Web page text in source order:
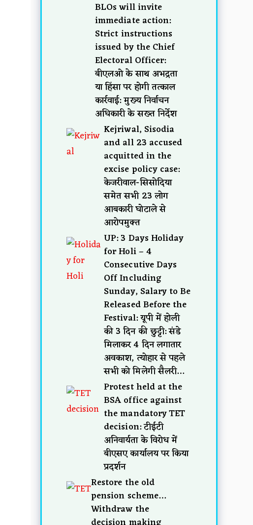
BLOs will invite
immediate action:
Strict instructions
issued by the Chief
Electoral Officer:
बीएलओ के साथ अभद्रता
या हिंसा पर होगी तत्काल
कार्रवाई: मुख्य निर्वाचन
अधिकारी के सख्त निर्देश
Kejriwal, Sisodia
and all 23 accused
acquitted in the
excise policy case:
केजरीवाल-सिसोदिया
समेत सभी 23 लोग
आबकारी घोटाले से
आरोपमुक्त
UP: 3 Days Holiday
for Holi – 4
Consecutive Days
Off Including
Sunday, Salary to Be
Released Before the
Festival: यूपी में होली
की 3 दिन की छुट्टी: संडे
मिलाकर 4 दिन लगातार
अवकाश, त्योहार से पहले
सभी को मिलेगी सैलरी…
Protest held at the
BSA office against
the mandatory TET
decision: टीईटी
अनिवार्यता के विरोध में
बीएसए कार्यालय पर किया
प्रदर्शन
Restore the old
pension scheme…
Withdraw the